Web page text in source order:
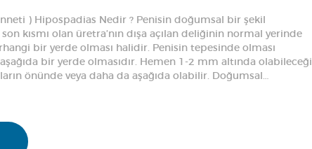
) Hipospadias Nedir ? Penisin doğumsal bir şekil
kısmı olan üretra’nın dışa açılan deliğinin normal yerinde
bir yerde olması halidir. Penisin tepesinde olması
bir yerde olmasıdır. Hemen 1-2 mm altında olabileceği
önünde veya daha da aşağıda olabilir. Doğumsal…